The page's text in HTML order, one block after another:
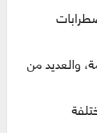
والعديد من